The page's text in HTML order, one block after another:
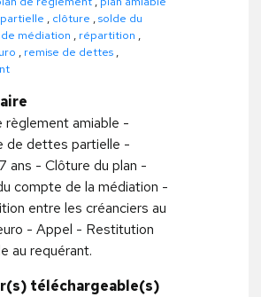
, clôture ,solde du
médiation , répartition ,
, remise de dettes ,
règlement amiable -
de dettes partielle -
ans - Clôture du plan -
compte de la médiation -
entre les créanciers au
- Appel - Restitution
au requérant.
téléchargeable(s)